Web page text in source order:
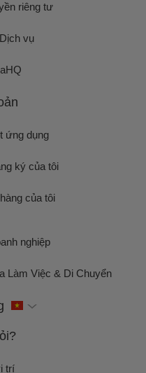
riêng tư
vụ
ứng dụng
ký của tôi
của tôi
nghiệp
Làm Việc & Di Chuyển
trí